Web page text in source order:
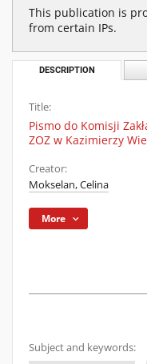
This publication is
from certain IPs.
DESCRIPTION
Title:
Pismo do Komisji
ZOZ w Kazimierzy
Creator:
Mokselan, Celina
More
Subject and keywords: